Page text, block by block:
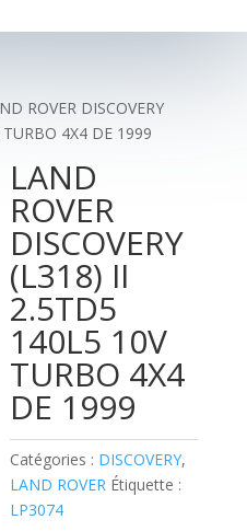
ROVER DISCOVERY
4X4 DE 1999
LAND
ROVER
DISCOVERY
(L318) II
2.5TD5
140L5 10V
TURBO 4X4
DE 1999
Catégories : DISCOVERY,
LAND ROVER Étiquette :
LP3074